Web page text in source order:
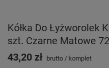
Kółka Do Łyżworolek
szt. Czarne Matowe
43,20 zł brutto / komplet